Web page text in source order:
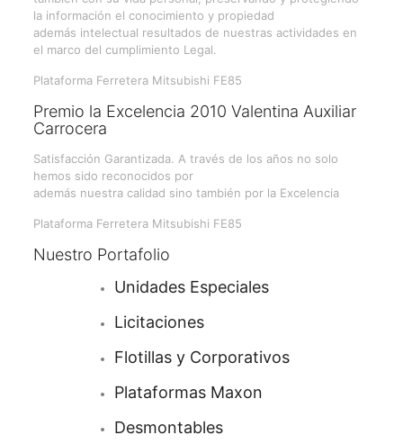
la información el conocimiento y propiedad
además intelectual resultados de nuestras actividades en
el marco del cumplimiento Legal.
Plataforma Ferretera Mitsubishi FE85
Premio la Excelencia 2010 Valentina Auxiliar
Carrocera
Satisfacción Garantizada. A través de los años no solo
hemos sido reconocidos por
además nuestra calidad sino también por la Excelencia
Plataforma Ferretera Mitsubishi FE85
Nuestro Portafolio
Unidades Especiales
Licitaciones
Flotillas y Corporativos
Plataformas Maxon
Desmontables